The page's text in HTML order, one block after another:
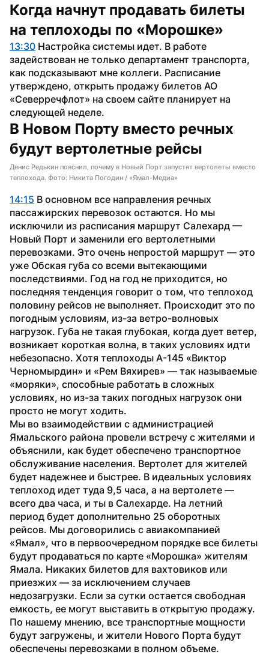
Когда начнут продавать билеты
на теплоходы по «Морошке»
13:30 Настройка системы идет. В работе
задействован не только департамент транспорта,
как подсказывают мне коллеги. Расписание
утверждено, открыть продажу билетов АО
«Северречфлот» на своем сайте планирует на
следующей неделе.
В Новом Порту вместо речных
будут вертолетные рейсы
Денис Редькин пояснил, почему в Новый Порт запустят вертолеты вместо
теплохода. Фото: Никита Погодин / «Ямал-Медиа»
14:15 В основном все направления речных
пассажирских перевозок остаются. Но мы
исключили из расписания маршрут Салехард —
Новый Порт и заменили его вертолетными
перевозками. Это очень непростой маршрут — это
уже Обская губа со всеми вытекающими
последствиями. Год на год не приходится, но
последняя тенденция говорит о том, что теплоход
половину рейсов не выполняет. Происходит это по
погодным условиям, из-за ветро-волновых
нагрузок. Губа не такая глубокая, когда дует ветер,
возникает короткая волна, в таких условиях идти
небезопасно. Хотя теплоходы А-145 «Виктор
Черномырдин» и «Рем Вяхирев» — так называемые
«моряки», способные работать в сложных
условиях, но из-за таких погодных нагрузок они
просто не могут ходить.
Мы во взаимодействии с администрацией
Ямальского района провели встречу с жителями и
объяснили, как будет обеспечено транспортное
обслуживание населения. Вертолет для жителей
будет надежнее и быстрее. В идеальных условиях
теплоход идет туда 9,5 часа, а на вертолете —
всего два часа, и ты в Салехарде. На летний
период будет дополнительно 25 оборотных
рейсов. Мы договорились с авиакомпанией
«Ямал», что в первоочередном порядке все билеты
будут продаваться по карте «Морошка» жителям
Ямала. Никаких билетов для вахтовиков или
приезжих — за исключением случаев
недозагрузки. Если за сутки остается свободная
емкость, ее могут выставить в открытую продажу.
По нашему мнению, все транспортные мощности
будут загружены, и жители Нового Порта будут
обеспечены перевозками в полном объеме.